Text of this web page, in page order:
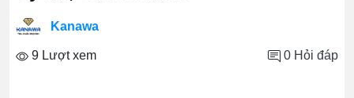
Kanawa
9 Lượt xem 0 Hỏi đáp